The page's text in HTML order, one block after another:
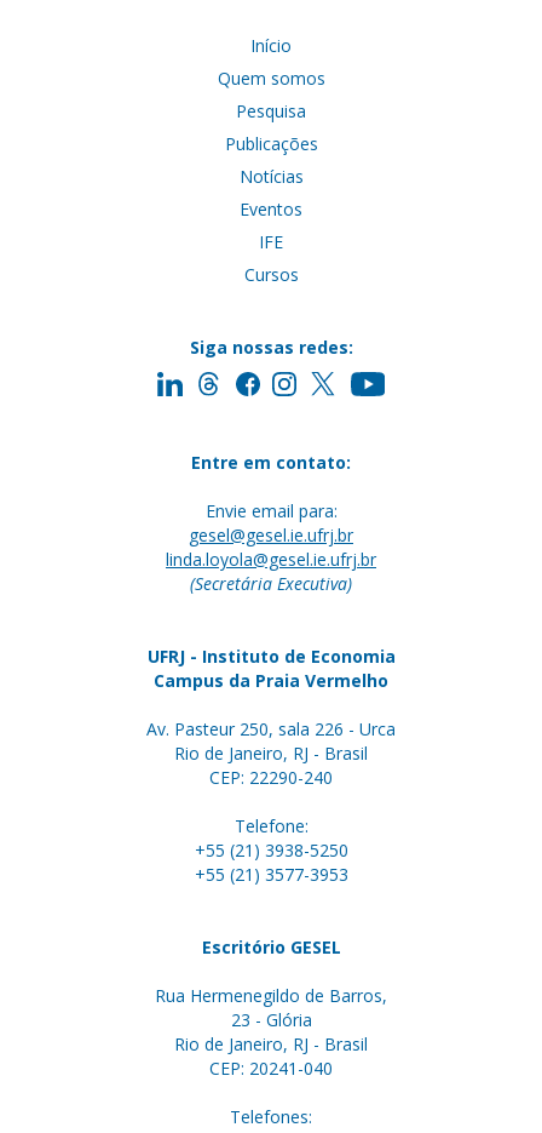
Início
Quem somos
Pesquisa
Publicações
Notícias
Eventos
IFE
Cursos
Siga nossas redes:
Entre em contato:
Envie email para:
gesel@gesel.ie.ufrj.br
linda.loyola@gesel.ie.ufrj.br
(Secretária Executiva)
UFRJ - Instituto de Economia
Campus da Praia Vermelho
Av. Pasteur 250, sala 226 - Urca
Rio de Janeiro, RJ - Brasil
CEP: 22290-240
Telefone:
+55 (21) 3938-5250
+55 (21) 3577-3953
Escritório GESEL
Rua Hermenegildo de Barros,
23 - Glória
Rio de Janeiro, RJ - Brasil
CEP: 20241-040
Telefones: